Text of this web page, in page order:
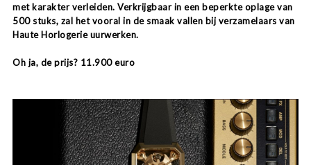
met karakter verleiden. Verkrijgbaar in een beperkte oplage van
500 stuks, zal het vooral in de smaak vallen bij verzamelaars van
Haute Horlogerie uurwerken.
Oh ja, de prijs? 11.900 euro